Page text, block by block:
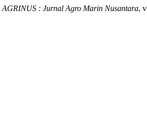
AGRINUS : Jurnal Agro Marin Nusantara,